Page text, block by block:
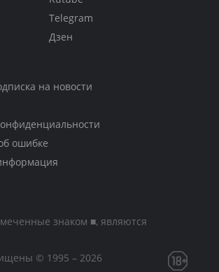
Telegram
Дзен
на новости
ошибке
знаком ■, являются
© 1995 – 2026